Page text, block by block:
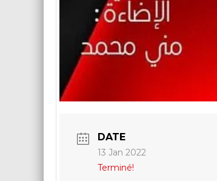
DATE
13 Jan 2022
Terminé!